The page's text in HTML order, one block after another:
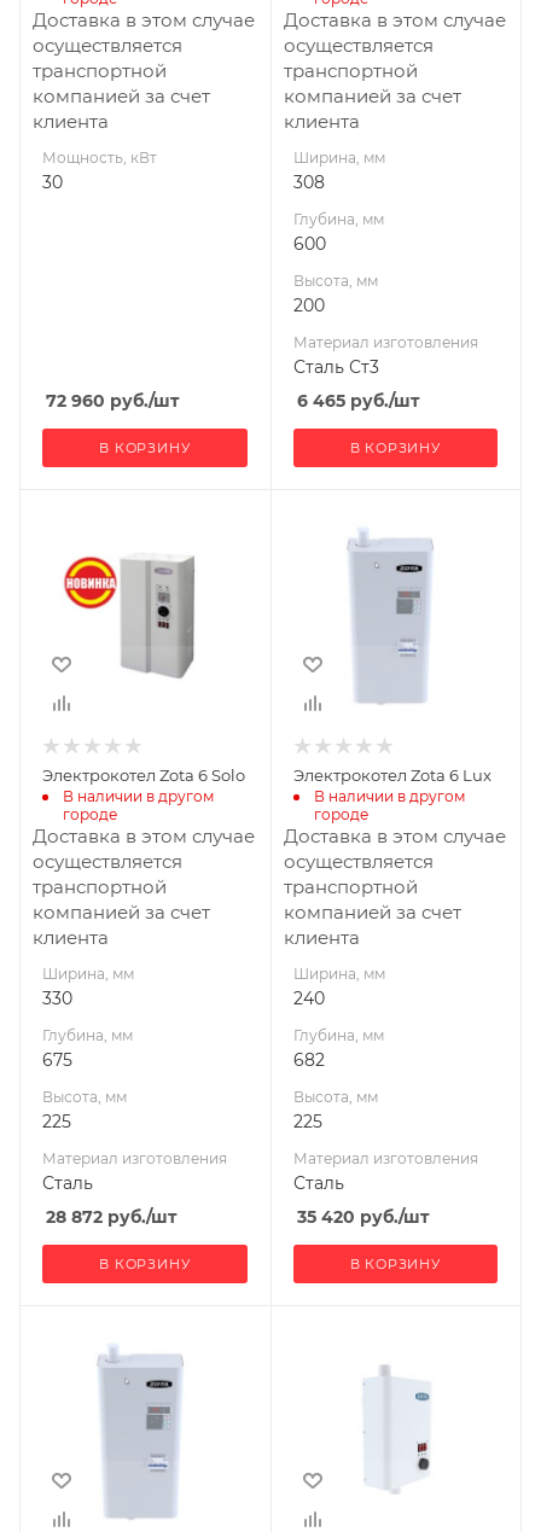
Доставка в этом случае
осуществляется
транспортной
компанией за счет
клиента
Мощность, кВт
30
72 960 руб./шт
В КОРЗИНУ
Габариты В*Ш*Г мм
200x308x600
Доставка в этом случае
осуществляется
транспортной
компанией за счет
клиента
Ширина, мм
308
Глубина, мм
600
Высота, мм
200
Материал изготовления
Сталь Ст3
6 465руб./шт
В КОРЗИНУ
Глубина, мм
675
225
Материал
Сталь
Вид топлива
Электричество
225x330x675
Гарантия, мес.
12
Мощность, кВт
6
Электрокотел Zota 6 Solo
В наличии в другом
городе
Доставка в этом случае
осуществляется
транспортной
компанией за счет
клиента
Ширина, мм
330
Глубина, мм
675
Высота, мм
225
Материал изготовления
Сталь
28 872 руб./шт
В КОРЗИНУ
225
Материал
Сталь
Вид топлива
Электричество
165x290x730
Гарантия, мес.
12
Мощность, кВт
6
Электрокотел Zota 6 Lux
В наличии в другом
городе
Доставка в этом случае
осуществляется
транспортной
компанией за счет
клиента
Ширина, мм
240
Глубина, мм
682
Высота, мм
225
Материал изготовления
Сталь
35 420 руб./шт
В КОРЗИНУ
165
Материал
590
Мощность, кВт